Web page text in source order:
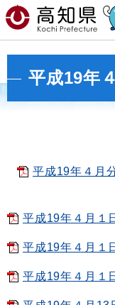
平成19年
平成19年４月
平成19年４月１
平成19年４月１
平成19年４月１